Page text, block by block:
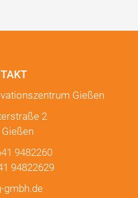
Gießen
2
9482260
94822629
gmbh.de